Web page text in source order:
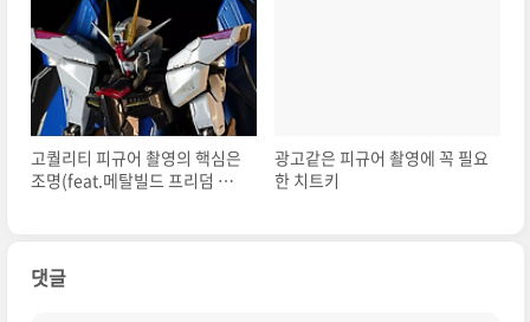
고퀄리티 피규어 촬영의 핵심은
조명(feat.메탈빌드 프리덤 컨
광고같은 피규어 촬영에 꼭 필요
한 치트키
댓글